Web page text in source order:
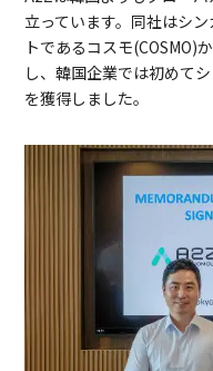
立っています。同社はシ
トであるコスモ(COSMO)
し、韓国企業では初めて
を獲得しました。